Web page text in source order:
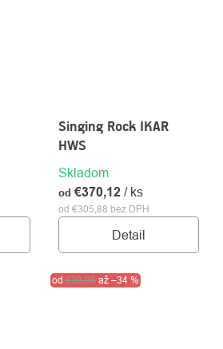
Singing Rock IKAR
HWS
Skladom
od €305,88 bez DPH
od €370,12 / ks
Detail
Akcia Výpredaj
od€39,96až –34 %